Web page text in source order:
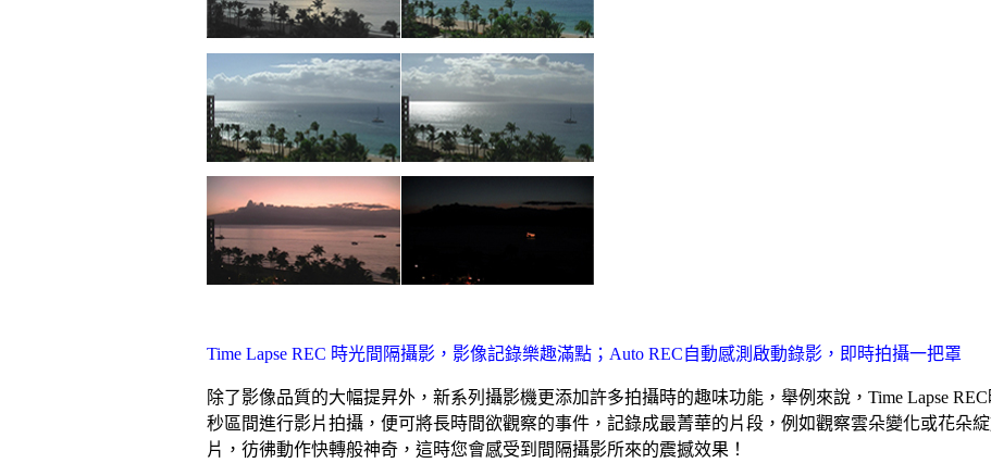
Time Lapse REC 時光間隔攝影，影像記錄樂趣滿點；Auto REC自動感測啟動錄影，即時拍攝一把罩
除了影像品質的大幅提昇外，新系列攝影機更添加許多拍攝時的趣味功能，舉例來說，Time Lapse
秒區間進行影片拍攝，便可將長時間欲觀察的事件，記錄成最菁華的片段，例如觀察雲朵變化或花朵
片，彷彿動作快轉般神奇，這時您會感受到間隔攝影所來的震撼效果！